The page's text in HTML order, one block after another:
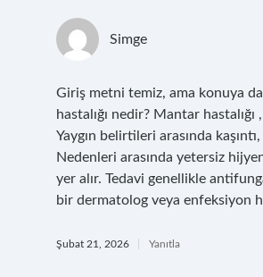
Simge
Giriş metni temiz, ama konuya
hastalığı nedir? Mantar
Yaygın belirtileri arasında
Nedenleri arasında yetersiz
yer alır. Tedavi genellikle
bir dermatolog veya enfeksiyon
Şubat 21, 2026 Yanıtla